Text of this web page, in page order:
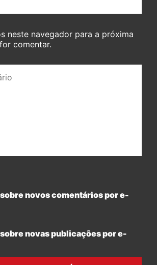
neste navegador para a próxima
comentar.
novos comentários por e-
novas publicações por e-